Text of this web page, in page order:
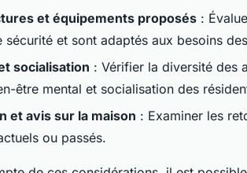
et équipements proposés :
sécurité et sont adaptés aux besoins
socialisation : Vérifier la diversité des
être mental et socialisation des
et avis sur la maison : Examiner les
ou passés.